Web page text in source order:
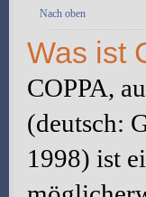
Nach oben
Was ist
COPPA,
(deutsch:
1998) ist